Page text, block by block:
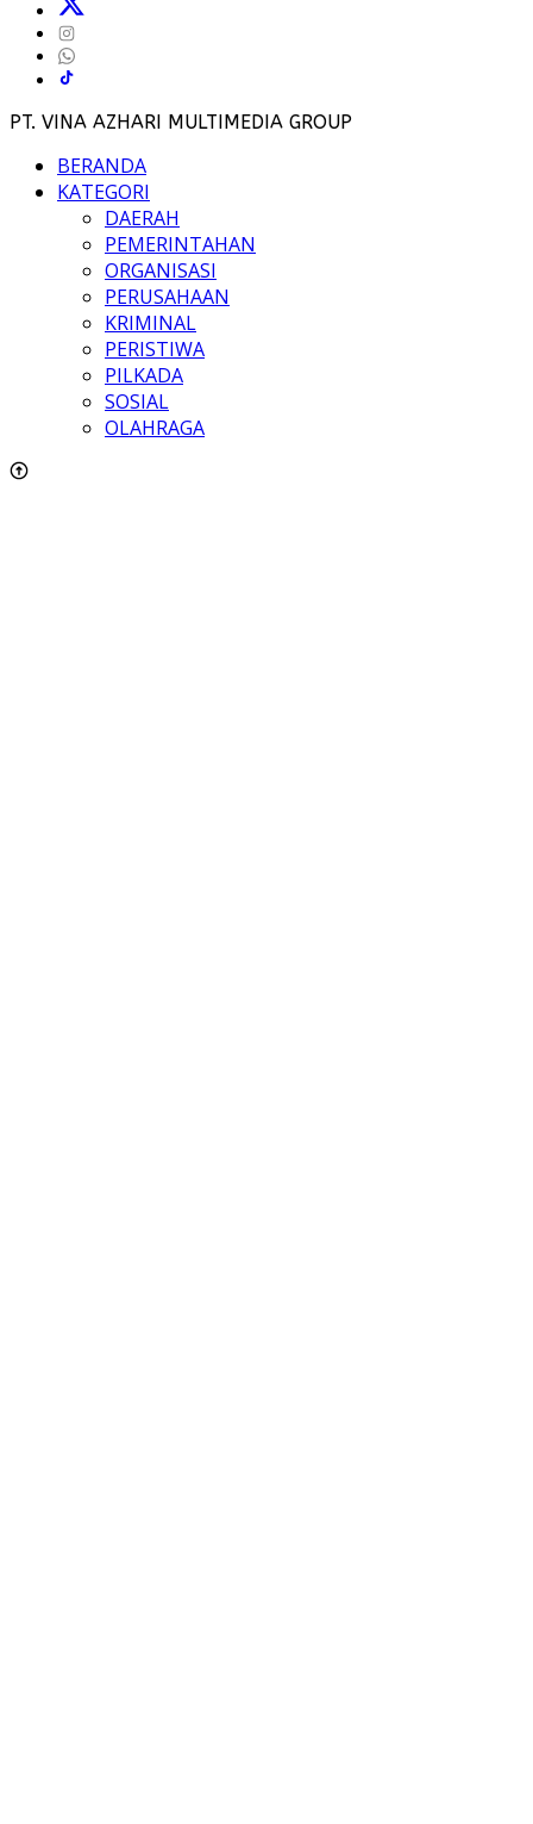
PT. VINA AZHARI MULTIMEDIA GROUP
BERANDA
KATEGORI
DAERAH
PEMERINTAHAN
ORGANISASI
PERUSAHAAN
KRIMINAL
PERISTIWA
PILKADA
SOSIAL
OLAHRAGA